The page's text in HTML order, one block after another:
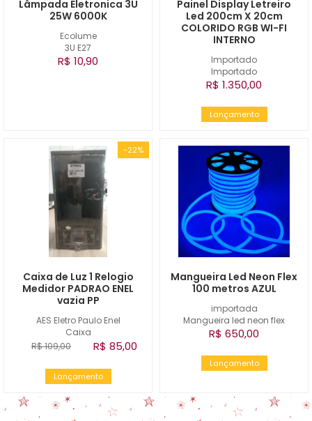
Ecolume
3U E27
Lâmpada Eletronica 3U
25W 6000K
R$ 10,90
Importado
Importado
Painel Display Letreiro
Led 200cm X 20cm
COLORIDO RGB WI-FI
INTERNO
R$ 1.350,00
Lançamento
-22%
AES Eletro Paulo Enel
Caixa
Caixa de Luz 1 Relogio
Medidor PADRAO ENEL
vazia PP
R$ 109,00 R$ 85,00
Lançamento
importada
Mangueira led neon flex
Mangueira Led Neon Flex
100 metros AZUL
R$ 650,00
Lançamento